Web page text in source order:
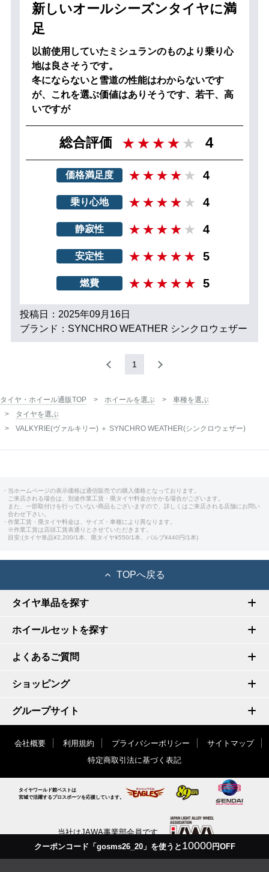
新しいオールシーズンタイヤに満
足
以前使用していたミシュランのものより乗り心
地は良さそうです。
冬にならないと雪道の性能はわからないです
が、これを選ぶ価値はありそうです、若干、高
いですが
総合評価 4
価格満足度 4
乗り心地 4
静寂性 4
安定性 5
燃費 5
投稿日：2025年09月16日
ブランド：SYNCHRO WEATHER シンクロウェザー
1
クーポンコード「gosms26_20」を使うと 10000円OFF
タイヤ・ホイール通販TOP ホイールを選ぶ
車種を選ぶ
タイヤを選ぶ
VALKYRIE(ヴァルキリー) ＋ SYNCHRO WEATHER(シンクロウェザー)
・当ホームページの表示価格は通信販売での購入価格となっております。
ご来店される場合は、別途作業工賃・廃タイヤ料金がかかる場合がございます。
また、一部取付けを行っていない商品もございますので、詳しくはご来店される店舗にお問い
合わせ下さい。
・作業工賃・廃タイヤ料金は、サイズ・車種により異なります。
※作業工賃は店頭工賃表通りとさせていただきます。
目安:(タイヤ単品¥2,200/1本、廃タイヤ¥550/1本、バルブ¥440円/1本)
TOPへ戻る
タイヤ単品を探す
ホイールセットを探す
よくあるご質問
ショッピング
グループサイト
会社概要 利用規約 プライバシーポリシー
サイトマップ
特定商取引法に基づく表記
タイヤワールド館ベストは
宮城で活躍するプロスポーツを応援しています。
当社はJAWA事業部会員です